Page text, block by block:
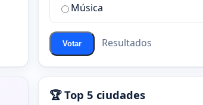
ChatZona?
Música
Votar Resultados
🏆 Top 5 ciudades